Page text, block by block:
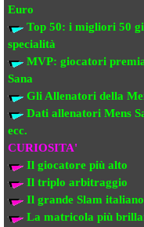
Euro
Top 50: i migliori 50
specialità
MVP: giocatori
Sana
Gli Allenatori della
Dati allenatori Mens
ecc.
CURIOSITA'
Il giocatore più alto
Il triplo arbitraggio
Il grande Slam italiano
La matricola più